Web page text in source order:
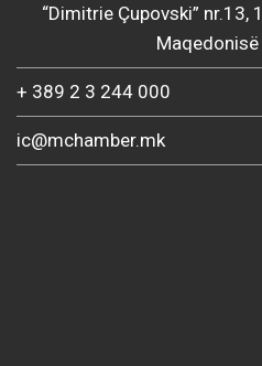
“Dimitrie Çupovski” nr.13,
+ 389 2 3 244 000
ic@mchamber.mk